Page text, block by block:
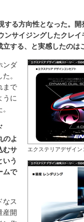
する方向性となった。
ンサイジングしたクレ
する、と実感したのは
エクステリアデザイ
ンダ
。
まで
うに
のよ
むサ
いう
ムで
なス
産開